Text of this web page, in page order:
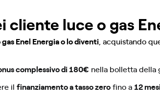
cliente luce o gas
Enel Energia o lo diventi , acquistando
complessivo di 180€ nella bolletta della
il finanziamento a tasso zerofino a 12